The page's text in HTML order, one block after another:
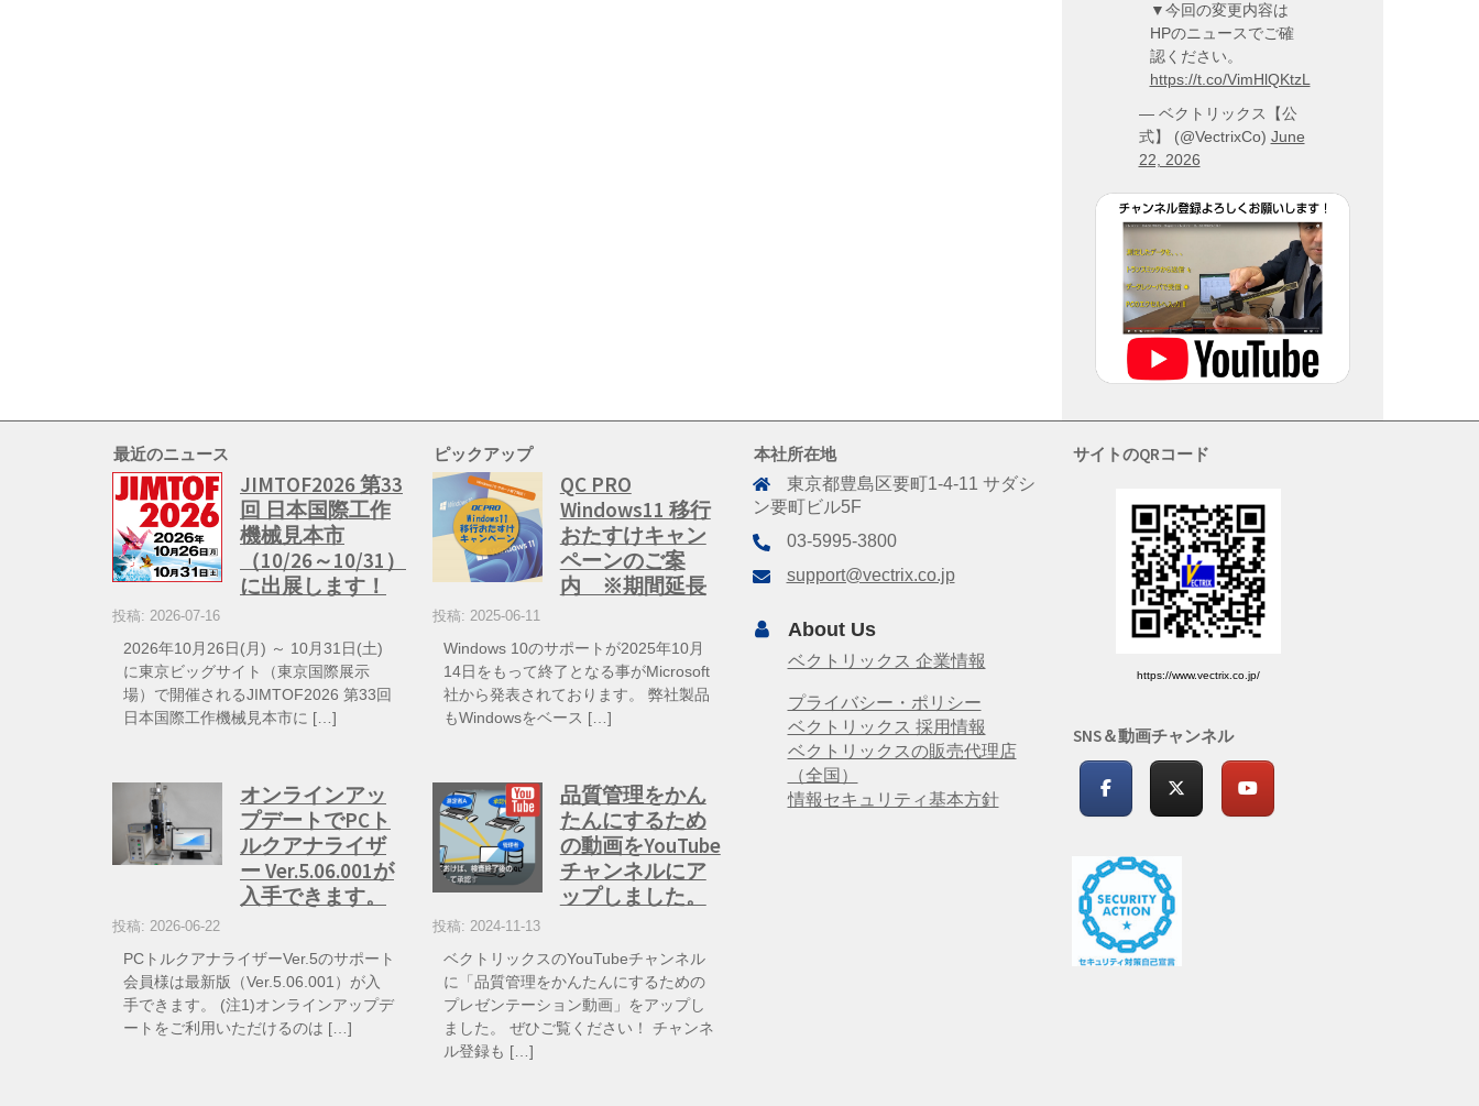
▼今回の変更内容は
HPのニュースでご確
認ください。
https://t.co/VimHlQKtzL
— ベクトリックス【公
式】 (@VectrixCo) June
22, 2026
最近のニュース
JIMTOF2026 第33
回 日本国際工作
機械見本市
（10/26～10/31）
に出展します！
投稿: 2026-07-16
2026年10月26日(月) ～ 10月31日(土)
に東京ビッグサイト（東京国際展示
場）で開催されるJIMTOF2026 第33回
日本国際工作機械見本市に […]
オンラインアッ
プデートでPCト
ルクアナライザ
ー Ver.5.06.001が
入手できます。
投稿: 2026-06-22
PCトルクアナライザーVer.5のサポート
会員様は最新版（Ver.5.06.001）が入
手できます。 (注1)オンラインアップデ
ートをご利用いただけるのは […]
ピックアップ
QC PRO
Windows11 移行
おたすけキャン
ペーンのご案
内 ※期間延長
投稿: 2025-06-11
Windows 10のサポートが2025年10月
14日をもって終了となる事がMicrosoft
社から発表されております。 弊社製品
もWindowsをベース […]
品質管理をかん
たんにするため
の動画をYouTube
チャンネルにア
ップしました。
投稿: 2024-11-13
ベクトリックスのYouTubeチャンネル
に「品質管理をかんたんにするための
プレゼンテーション動画」をアップし
ました。 ぜひご覧ください！ チャンネ
ル登録も […]
本社所在地
東京都豊島区要町1-4-11 サダシ
ン要町ビル5F
03-5995-3800
support@vectrix.co.jp
About Us
ベクトリックス 企業情報
プライバシー・ポリシー
ベクトリックス 採用情報
ベクトリックスの販売代理店
（全国）
情報セキュリティ基本方針
サイトのQRコード
https://www.vectrix.co.jp/
SNS＆動画チャンネル